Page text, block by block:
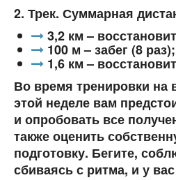
2. Трек. Суммарная
3,2 км –
100 м – забег (8 раз);
1,6 км –
Во время тренировки на
этой неделе вам
и опробовать все
также оценить
подготовку. Бегите,
сбиваясь с ритма, и у